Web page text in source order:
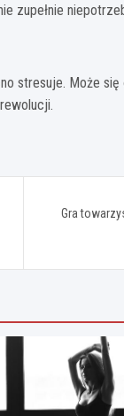
zupełnie
stresuje. Może
Gra